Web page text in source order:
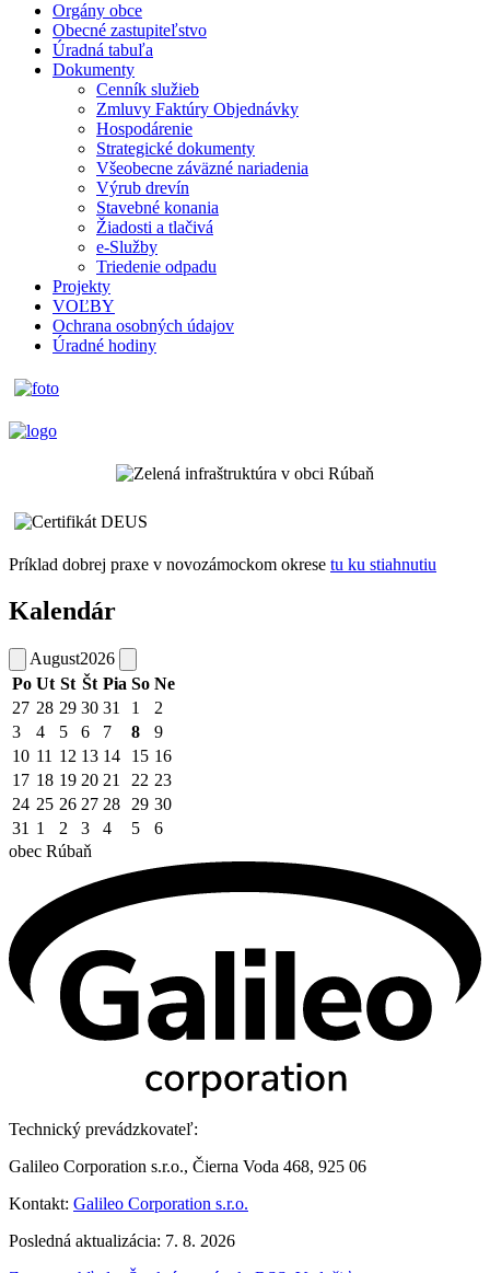
Orgány obce
Obecné zastupiteľstvo
Úradná tabuľa
Dokumenty
Cenník služieb
Zmluvy Faktúry Objednávky
Hospodárenie
Strategické dokumenty
Všeobecne záväzné nariadenia
Výrub drevín
Stavebné konania
Žiadosti a tlačivá
e-Služby
Triedenie odpadu
Projekty
VOĽBY
Ochrana osobných údajov
Úradné hodiny
Príklad dobrej praxe v novozámockom okrese tu ku stiahnutiu
Kalendár
August2026
Po Ut St Št Pia So Ne
27 28 29 30 31 1
2
3
4 5 6 7 8
9
10 11 12 13 14 15 16
17 18 19 20 21 22 23
24 25 26 27 28 29 30
31 1 2 3 4 5
6
obec Rúbaň
Technický prevádzkovateľ:
Galileo Corporation s.r.o., Čierna Voda 468, 925 06
Kontakt: Galileo Corporation s.r.o.
Posledná aktualizácia: 7. 8. 2026